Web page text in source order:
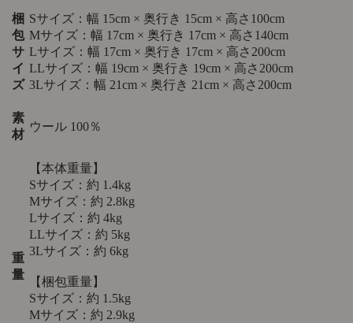
梱
包
サ
イ
ズ
Sサイズ：幅 15cm × 奥行き 15cm × 高さ100cm
Mサイズ：幅 17cm × 奥行き 17cm × 高さ140cm
Lサイズ：幅 17cm × 奥行き 17cm × 高さ200cm
LLサイズ：幅 19cm × 奥行き 19cm × 高さ200cm
3Lサイズ：幅 21cm × 奥行き 21cm × 高さ200cm
素
材
ウール 100％
重
量
【本体重量】
Sサイズ：約 1.4kg
Mサイズ：約 2.8kg
Lサイズ：約 4kg
LLサイズ：約 5kg
3Lサイズ：約 6kg
【梱包重量】
Sサイズ：約 1.5kg
Mサイズ：約 2.9kg